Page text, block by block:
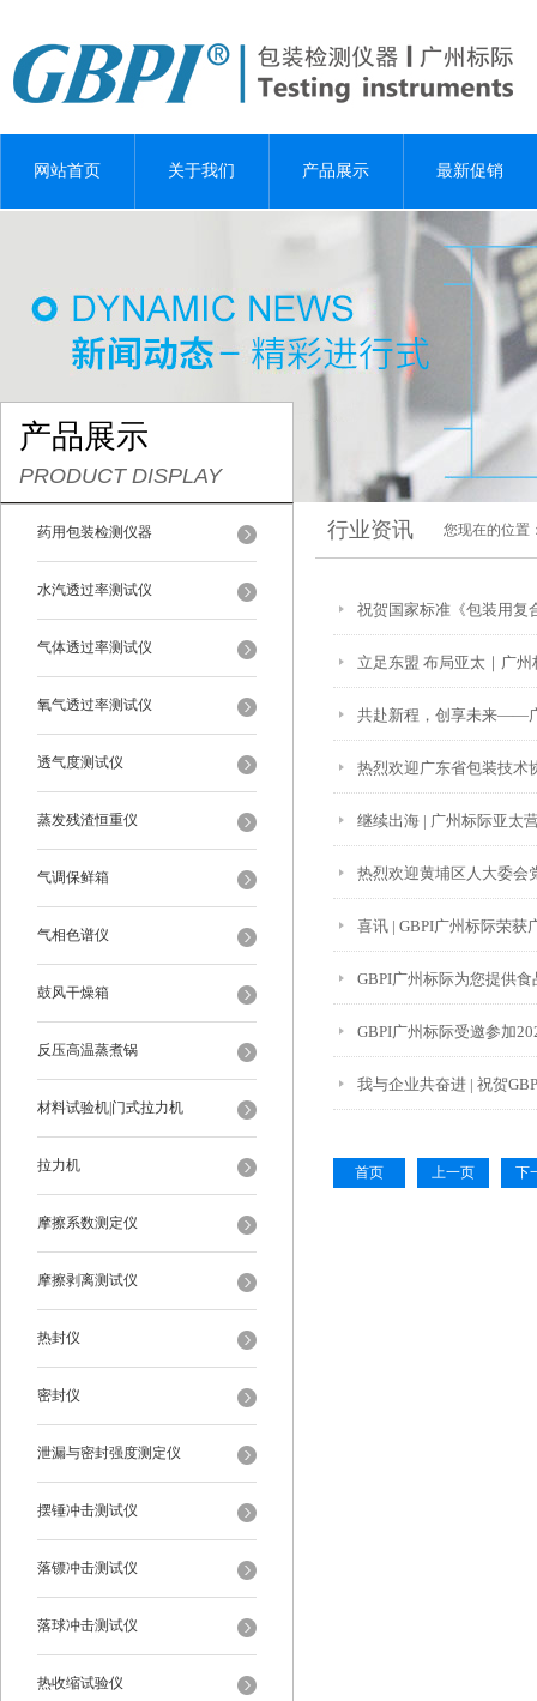
网站首页 关于我们 产品展示 最新促销
产品展示
PRODUCT DISPLAY
药用包装检测仪器
水汽透过率测试仪
气体透过率测试仪
氧气透过率测试仪
透气度测试仪
蒸发残渣恒重仪
气调保鲜箱
气相色谱仪
鼓风干燥箱
反压高温蒸煮锅
材料试验机|门式拉力机
拉力机
摩擦系数测定仪
摩擦剥离测试仪
热封仪
密封仪
泄漏与密封强度测定仪
摆锤冲击测试仪
落镖冲击测试仪
落球冲击测试仪
热收缩试验仪
行业资讯 您现在的位置
祝贺国家标准《包装用复
立足东盟 布局亚太｜广
共赴新程，创享未来——
热烈欢迎广东省包装技术
继续出海 | 广州标际亚太
热烈欢迎黄埔区人大委会
喜讯 | GBPI广州标际荣获
GBPI广州标际为您提供
GBPI广州标际受邀参加
我与企业共奋进 | 祝贺
首页 上一页 下